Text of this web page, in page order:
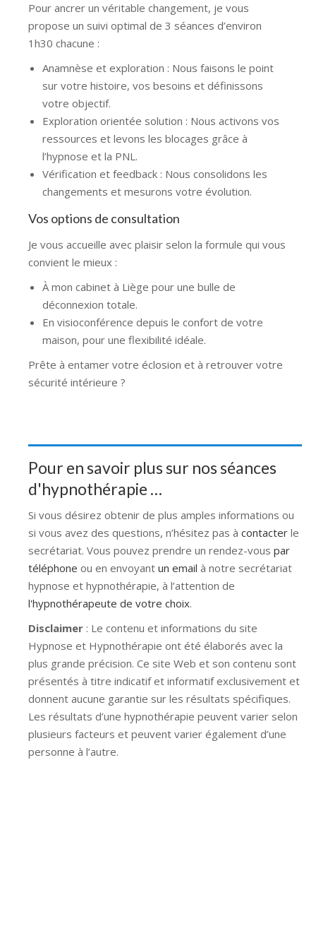
Pour ancrer un véritable changement, je vous
propose un suivi optimal de 3 séances d’environ
1h30 chacune :
Anamnèse et exploration : Nous faisons le point
sur votre histoire, vos besoins et définissons
votre objectif.
Exploration orientée solution : Nous activons vos
ressources et levons les blocages grâce à
l’hypnose et la PNL.
Vérification et feedback : Nous consolidons les
changements et mesurons votre évolution.
Vos options de consultation
Je vous accueille avec plaisir selon la formule qui vous
convient le mieux :
À mon cabinet à Liège pour une bulle de
déconnexion totale.
En visioconférence depuis le confort de votre
maison, pour une flexibilité idéale.
Prête à entamer votre éclosion et à retrouver votre
sécurité intérieure ?
Pour en savoir plus sur nos séances
d'hypnothérapie …
Si vous désirez obtenir de plus amples informations ou
si vous avez des questions, n’hésitez pas à contacter le
secrétariat. Vous pouvez prendre un rendez-vous par
téléphone ou en envoyant un email à notre secrétariat
hypnose et hypnothérapie, à l’attention de
l'hypnothérapeute de votre choix.
Disclaimer : Le contenu et informations du site
Hypnose et Hypnothérapie ont été élaborés avec la
plus grande précision. Ce site Web et son contenu sont
présentés à titre indicatif et informatif exclusivement et
donnent aucune garantie sur les résultats spécifiques.
Les résultats d’une hypnothérapie peuvent varier selon
plusieurs facteurs et peuvent varier également d’une
personne à l’autre.